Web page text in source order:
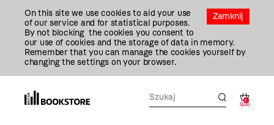
Zamknij
On this site we use cookies to aid your use
of our service and for statistical purposes.
By not blocking the cookies you consent to
our use of cookies and the storage of data in memory.
Remember that you can manage the cookies yourself by
changing the settings on your browser.
0
0,00